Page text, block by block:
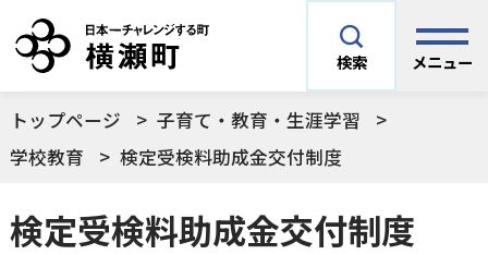
検索 メニュー
サイト内検索
メニューを閉じる
安全安心情報
できごとや場面から探す
トップページ
子育て・教育・生涯学習
学校教育
検定受検料助成金交付制度
検定受検料助成金交付制度